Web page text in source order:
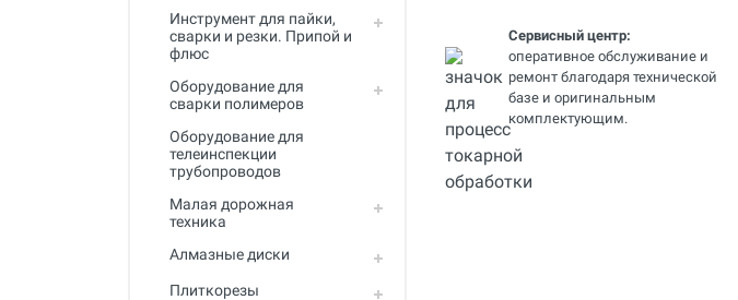
Алмазные диски
Плиткорезы
Сверлильные станки
Фаскосъемные станки
Инструмент для укладки
Строительный инструмент и
оборудование
Полный каталог
Инструмент для пайки,
сварки и резки. Припой и
флюс
Оборудование для
сварки полимеров
Оборудование для
телеинспекции
трубопроводов
Малая дорожная
техника
Алмазные диски
Плиткорезы
Сервисный центр:
оперативное обслуживание и
ремонт благодаря технической
базе и оригинальным
комплектующим.